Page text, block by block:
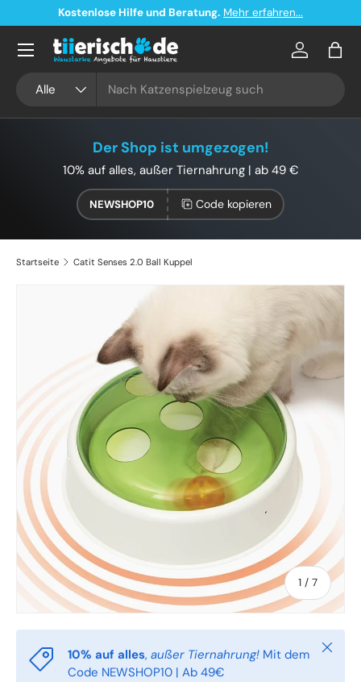
Direkt zum Inhalt
Kostenlose Hilfe und Beratung. Mehr erfahren...
Alle
Konto
Der Shop ist umgezogen!
10% auf alles, außer Tiernahrung | ab 49 €
NEWSHOP10 Code kopieren
Startseite Catit Senses 2.0 Ball Kuppel
Zu Produktinformationen springen
1 / von
7
10% auf alles, außer Tiernahrung! Mit dem
Code NEWSHOP10 | Ab 49€